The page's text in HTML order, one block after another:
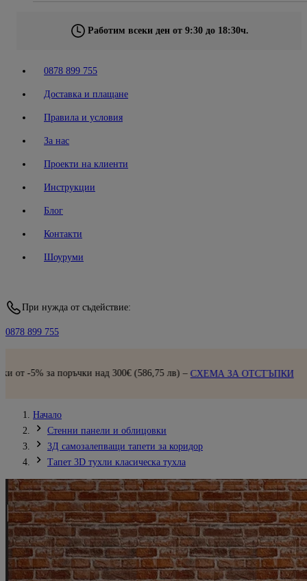
Работим всеки ден от 9:30 до 18:30ч.
0878 899 755
Доставка и плащане
Правила и условия
За нас
Проекти на клиенти
Инструкции
Блог
Контакти
Шоуруми
При нужда от съдействие:
0878 899 755
лв) –СХЕМА ЗА ОТСТЪПКИ Бърза доставка |
Начало
Стенни панели и облицовки
3Д самозалепващи тапети за коридор
Тапет 3D тухли класическа тухла